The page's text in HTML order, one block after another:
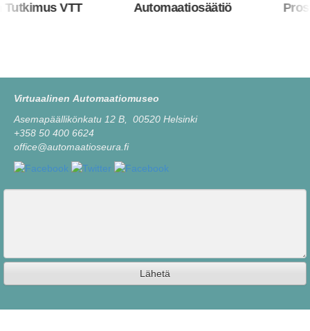
VTT Automaatiosäätiö
Virtuaalinen Automaatiomuseo
Asemapäällikönkatu 12 B, 00520 Helsinki
+358 50 400 6624
office@automaatioseura.fi
Lähetä